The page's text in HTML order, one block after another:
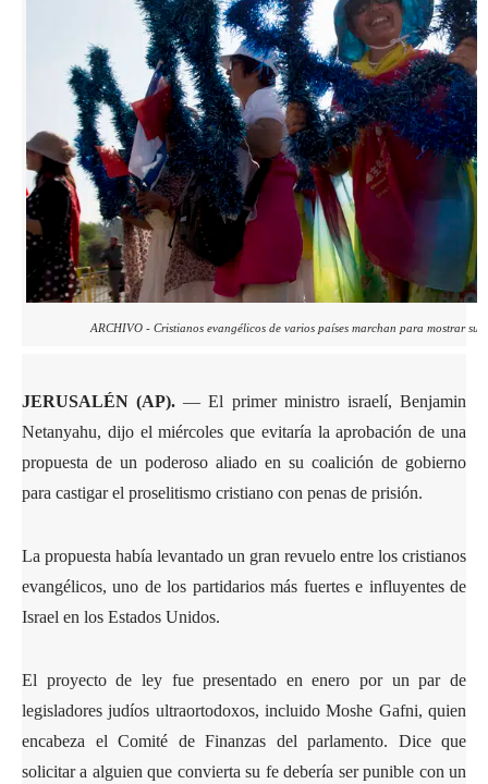
ARCHIVO - Cristianos evangélicos de varios países marchan para mostrar
JERUSALÉN (AP). — El primer ministro israelí, Benjamin
Netanyahu, dijo el miércoles que evitaría la aprobación de una
propuesta de un poderoso aliado en su coalición de gobierno
para castigar el proselitismo cristiano con penas de prisión.
La propuesta había levantado un gran revuelo entre los cristianos
evangélicos, uno de los partidarios más fuertes e influyentes de
Israel en los Estados Unidos.
El proyecto de ley fue presentado en enero por un par de
legisladores judíos ultraortodoxos, incluido Moshe Gafni, quien
encabeza el Comité de Finanzas del parlamento. Dice que
solicitar a alguien que convierta su fe debería ser punible con un